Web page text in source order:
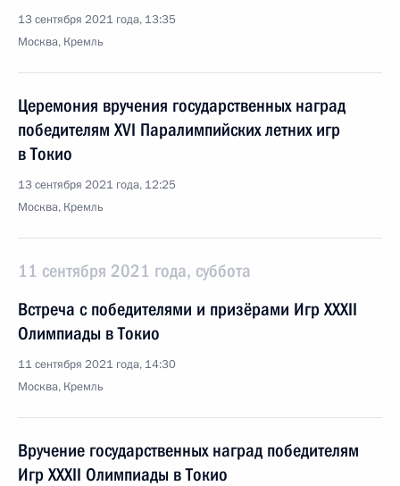
13 сентября 2021 года, 13:35
Москва, Кремль
Церемония вручения государственных наград
победителям ХVI Паралимпийских летних игр
в Токио
13 сентября 2021 года, 12:25
Москва, Кремль
11 сентября 2021 года, суббота
Встреча с победителями и призёрами Игр XXXII
Олимпиады в Токио
11 сентября 2021 года, 14:30
Москва, Кремль
Вручение государственных наград победителям
Игр XXXII Олимпиады в Токио